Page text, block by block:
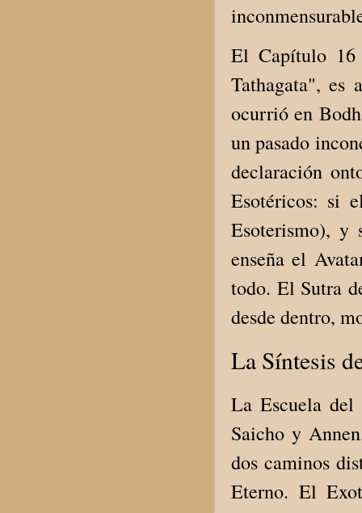
El Capítulo
Tathagata", es
ocurrió en
un pasado
declaración
Esotéricos: si
Esoterismo), y
enseña el
todo. El Sutra
desde dentro,
La Síntesis
La Escuela del
Saicho y
dos caminos
Eterno. El